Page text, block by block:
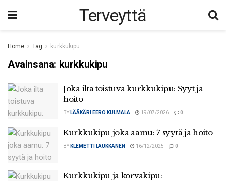
Terveyttä
Home Tag kurkkukipu
Avainsana: kurkkukipu
Joka ilta toistuva kurkkukipu: Syyt ja
hoito
BY LÄÄKÄRI EERO KULMALA 19/07/2026 0
Kurkkukipu joka aamu: 7 syytä ja hoito
BY KLEMETTI LAUKKANEN 16/12/2025 0
Kurkkukipu ja korvakipu: